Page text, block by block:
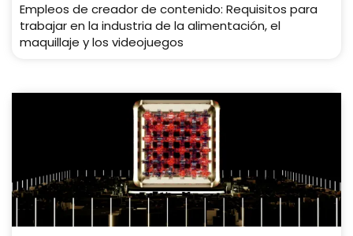
Empleos de creador de contenido: Requisitos para
trabajar en la industria de la alimentación, el
maquillaje y los videojuegos